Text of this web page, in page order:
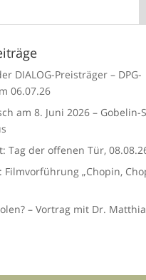
DIALOG-Preisträger – DPG-
06.07.26
am 8. Juni 2026 – Gobelin-
Tag der offenen Tür,
Filmvorführung „Chopin,
– Vortrag mit Dr.